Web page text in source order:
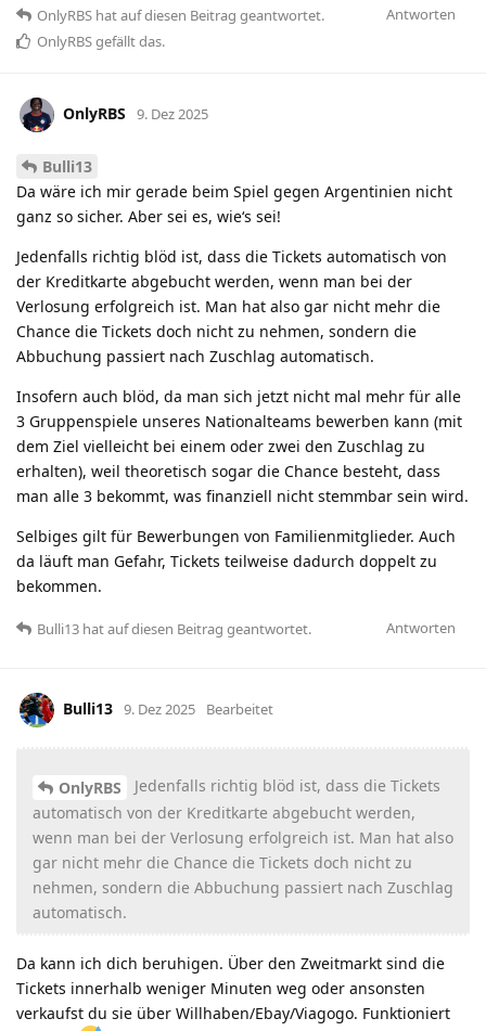
Antworten
OnlyRBS hatauf diesen Beitrag geantwortet.
OnlyRBSgefällt das.
OnlyRBS 9. Dez 2025
Bulli13
Da wäre ich mir gerade beim Spiel gegen Argentinien nicht
ganz so sicher. Aber sei es, wie‘s sei!
Jedenfalls richtig blöd ist, dass die Tickets automatisch von
der Kreditkarte abgebucht werden, wenn man bei der
Verlosung erfolgreich ist. Man hat also gar nicht mehr die
Chance die Tickets doch nicht zu nehmen, sondern die
Abbuchung passiert nach Zuschlag automatisch.
Insofern auch blöd, da man sich jetzt nicht mal mehr für alle
3 Gruppenspiele unseres Nationalteams bewerben kann (mit
dem Ziel vielleicht bei einem oder zwei den Zuschlag zu
erhalten), weil theoretisch sogar die Chance besteht, dass
man alle 3 bekommt, was finanziell nicht stemmbar sein wird.
Selbiges gilt für Bewerbungen von Familienmitglieder. Auch
da läuft man Gefahr, Tickets teilweise dadurch doppelt zu
bekommen.
Antworten
Bulli13 hatauf diesen Beitrag geantwortet.
Bulli13 9. Dez 2025 Bearbeitet
OnlyRBS
Jedenfalls richtig blöd ist, dass die Tickets
automatisch von der Kreditkarte abgebucht werden,
wenn man bei der Verlosung erfolgreich ist. Man hat also
gar nicht mehr die Chance die Tickets doch nicht zu
nehmen, sondern die Abbuchung passiert nach Zuschlag
automatisch.
Da kann ich dich beruhigen. Über den Zweitmarkt sind die
Tickets innerhalb weniger Minuten weg oder ansonsten
verkaufst du sie über Willhaben/Ebay/Viagogo. Funktioniert